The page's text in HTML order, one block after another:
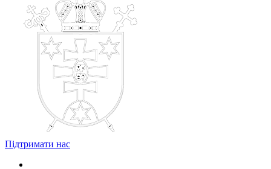
Підтримати нас